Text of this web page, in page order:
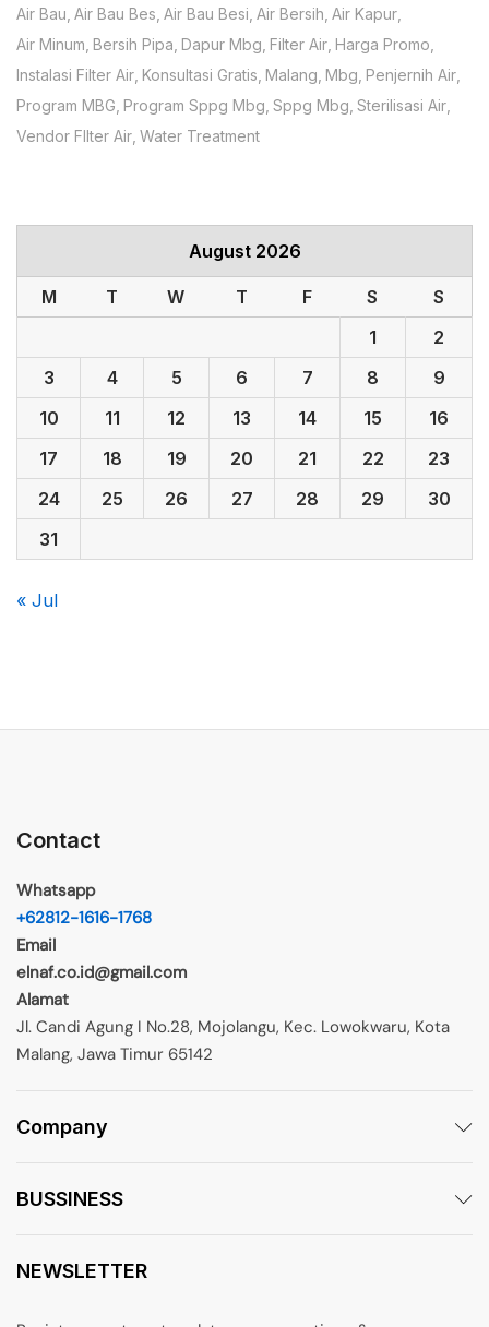
Air Bau Air Bau Bes Air Bau Besi Air Bersih Air Kapur
Air Minum Bersih Pipa Dapur Mbg Filter Air Harga Promo
Instalasi Filter Air Konsultasi Gratis Malang Mbg Penjernih Air
Program MBG Program Sppg Mbg Sppg Mbg Sterilisasi Air
Vendor FIlter Air Water Treatment
August 2026
M T W T F S
S
1
2
3
4 5 6 7 8
9
10
11 12 13 14 15
16
17
18 19 20 21 22
23
24
25 26 27 28 29
30
31
« Jul
Contact
Whatsapp
+62812-1616-1768
Email
elnaf.co.id@gmail.com
Alamat
Jl. Candi Agung I No.28, Mojolangu, Kec. Lowokwaru, Kota
Malang, Jawa Timur 65142
Company
BUSSINESS
NEWSLETTER